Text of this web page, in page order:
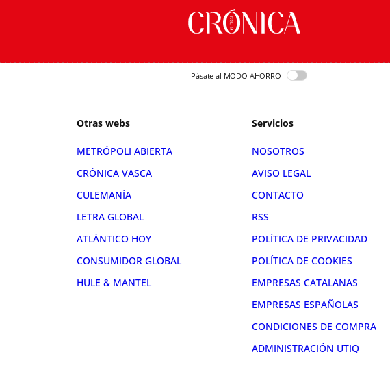
Pásate al MODO AHORRO
Otras webs
METRÓPOLI ABIERTA
CRÓNICA VASCA
CULEMANÍA
LETRA GLOBAL
ATLÁNTICO HOY
CONSUMIDOR GLOBAL
HULE & MANTEL
Servicios
NOSOTROS
AVISO LEGAL
CONTACTO
RSS
POLÍTICA DE PRIVACIDAD
POLÍTICA DE COOKIES
EMPRESAS CATALANAS
EMPRESAS ESPAÑOLAS
CONDICIONES DE COMPRA
ADMINISTRACIÓN UTIQ